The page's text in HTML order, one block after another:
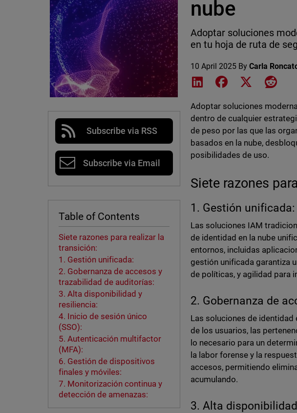
Subscribe via RSS
Subscribe via Email
Table of Contents
Siete razones para realizar la
transición:
1. Gestión unificada:
2. Gobernanza de accesos y
trazabilidad de auditorías:
3. Alta disponibilidad y
resiliencia:
4. Inicio de sesión único
(SSO):
5. Autenticación multifactor
(MFA):
6. Gestión de dispositivos
finales y móviles:
7. Monitorización continua y
detección de amenazas:
nube
Adoptar soluciones
en tu hoja de ruta de
10 April 2025 ByCarla
Share on LinkedIn
Share on Facebook
Share on XShare
Adoptar soluciones
dentro de cualquier
de peso por las que las
basados en la nube,
posibilidades de uso.
Siete razones
1. Gestión unificada:
Las soluciones IAM
de identidad en la nube
entornos, incluidas
gestión unificada garantiza
de políticas, y agilidad para
2. Gobernanza de
Las soluciones de
de los usuarios, las
lo necesario para un
la labor forense y la
accesos, permitiendo
acumulando.
3. Alta